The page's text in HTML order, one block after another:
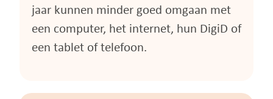
jaar kunnen minder goed omgaan met
een computer, het internet, hun DigiD of
een tablet of telefoon.